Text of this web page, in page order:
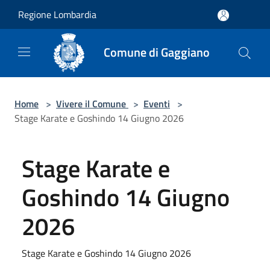
Regione Lombardia
Comune di Gaggiano
Home > Vivere il Comune > Eventi >
Stage Karate e Goshindo 14 Giugno 2026
Stage Karate e
Goshindo 14 Giugno
2026
Stage Karate e Goshindo 14 Giugno 2026